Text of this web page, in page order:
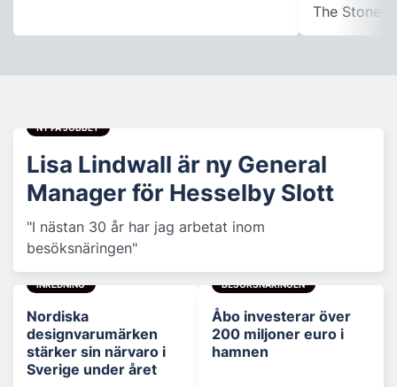
The
NY PÅ JOBBET
Lisa Lindwall är ny General
Manager för Hesselby Slott
"I nästan 30 år har jag arbetat inom
besöksnäringen"
INREDNING
Nordiska
designvarumärken
stärker sin närvaro i
Sverige under året
BESÖKSNÄRINGEN
Åbo investerar över
200 miljoner euro i
hamnen